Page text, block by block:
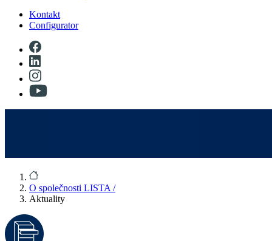
Kontakt
Configurator
O společnosti LISTA /
Aktuality